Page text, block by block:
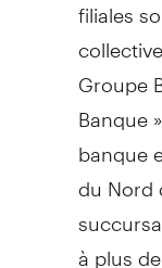
Groupe
Banque
banque
du Nord
à plus